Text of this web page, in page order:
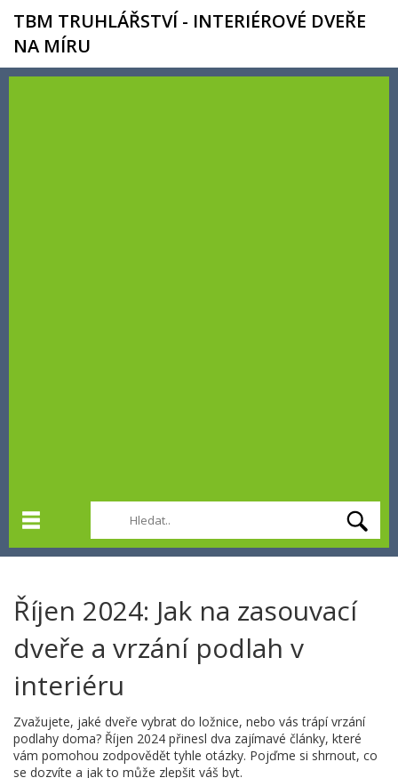
TBM TRUHLÁŘSTVÍ - INTERIÉROVÉ DVEŘE
NA MÍRU
Říjen 2024: Jak na zasouvací
dveře a vrzání podlah v
interiéru
Zvažujete, jaké dveře vybrat do ložnice, nebo vás trápí vrzání
podlahy doma? Říjen 2024 přinesl dva zajímavé články, které
vám pomohou zodpovědět tyhle otázky. Pojďme si shrnout, co
se dozvíte a jak to může zlepšit váš byt.